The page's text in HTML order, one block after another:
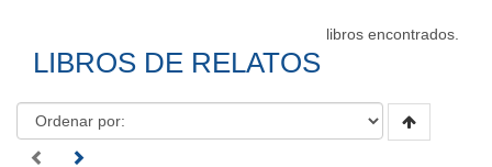
libros encontrados.
LIBROS DE RELATOS